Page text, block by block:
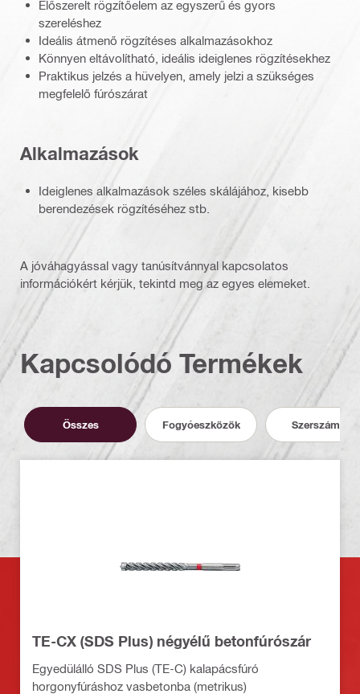
Előszerelt rögzítőelem az egyszerű és gyors
szereléshez
Ideális átmenő rögzítéses alkalmazásokhoz
Könnyen eltávolítható, ideális ideiglenes rögzítésekhez
Praktikus jelzés a hüvelyen, amely jelzi a szükséges
megfelelő fúrószárat
Alkalmazások
Ideiglenes alkalmazások széles skálájához, kisebb
berendezések rögzítéséhez stb.
A jóváhagyással vagy tanúsítvánnyal kapcsolatos
információkért kérjük, tekintd meg az egyes elemeket.
Kapcsolódó Termékek
Összes Fogyóeszközök Szerszámok
TE-CX (SDS Plus) négyélű betonfúrószár
Egyedülálló SDS Plus (TE-C) kalapácsfúró
horgonyfúráshoz vasbetonba (metrikus)